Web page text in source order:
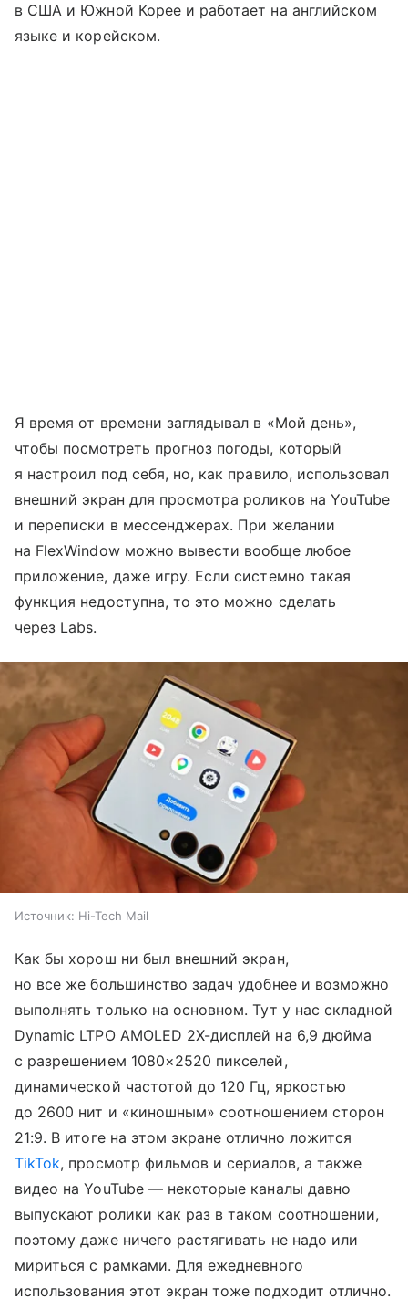
в США и Южной Корее и работает на английском
языке и корейском.
Я время от времени заглядывал в «Мой день»,
чтобы посмотреть прогноз погоды, который
я настроил под себя, но, как правило, использовал
внешний экран для просмотра роликов на YouTube
и переписки в мессенджерах. При желании
на FlexWindow можно вывести вообще любое
приложение, даже игру. Если системно такая
функция недоступна, то это можно сделать
через Labs.
Источник: Hi-Tech Mail
Как бы хорош ни был внешний экран,
но все же большинство задач удобнее и возможно
выполнять только на основном. Тут у нас складной
Dynamic LTPO AMOLED 2X-дисплей на 6,9 дюйма
с разрешением 1080×2520 пикселей,
динамической частотой до 120 Гц, яркостью
до 2600 нит и «киношным» соотношением сторон
21:9. В итоге на этом экране отлично ложится
TikTok, просмотр фильмов и сериалов, а также
видео на YouTube — некоторые каналы давно
выпускают ролики как раз в таком соотношении,
поэтому даже ничего растягивать не надо или
мириться с рамками. Для ежедневного
использования этот экран тоже подходит отлично.